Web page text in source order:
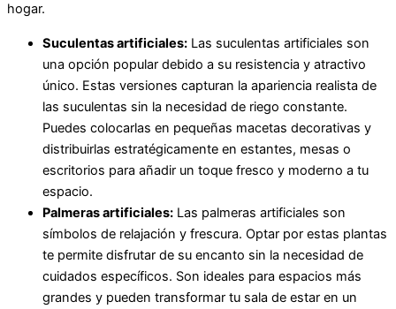
hogar.
Suculentas artificiales: Las suculentas artificiales son
una opción popular debido a su resistencia y atractivo
único. Estas versiones capturan la apariencia realista de
las suculentas sin la necesidad de riego constante.
Puedes colocarlas en pequeñas macetas decorativas y
distribuirlas estratégicamente en estantes, mesas o
escritorios para añadir un toque fresco y moderno a tu
espacio.
Palmeras artificiales: Las palmeras artificiales son
símbolos de relajación y frescura. Optar por estas plantas
te permite disfrutar de su encanto sin la necesidad de
cuidados específicos. Son ideales para espacios más
grandes y pueden transformar tu sala de estar en un